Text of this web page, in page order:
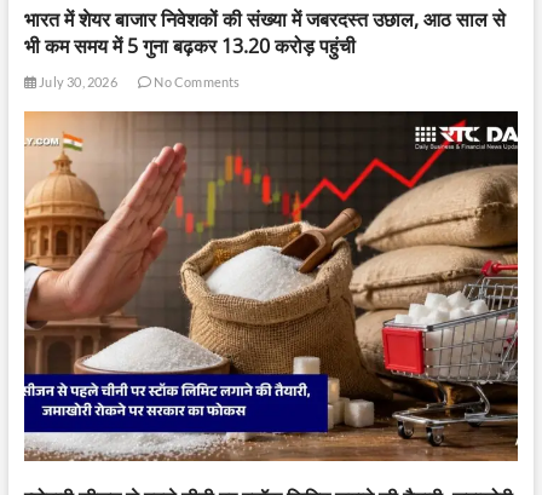
भारत में शेयर बाजार निवेशकों की संख्या में जबरदस्त उछाल, आठ साल से
भी कम समय में 5 गुना बढ़कर 13.20 करोड़ पहुंची
July 30, 2026 No Comments